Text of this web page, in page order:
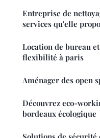
Entreprise de
services qu'elle
Location de bureau
flexibilité à paris
Aménager des open
Découvrez eco-
bordeaux écologique